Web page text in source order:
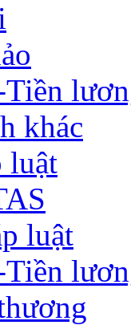
khác
luật
luật